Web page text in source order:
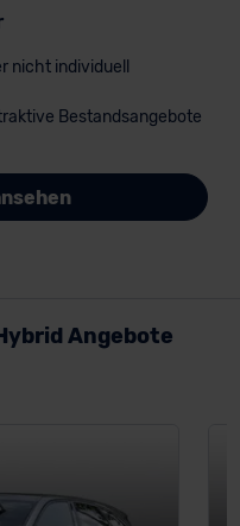
nicht individuell
Bestandsangebote
Angebote